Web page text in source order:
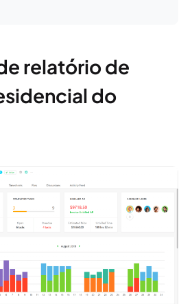
relatório de
do